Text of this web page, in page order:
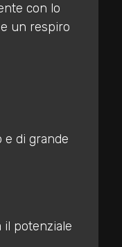
con lo
un respiro
e di grande
il potenziale